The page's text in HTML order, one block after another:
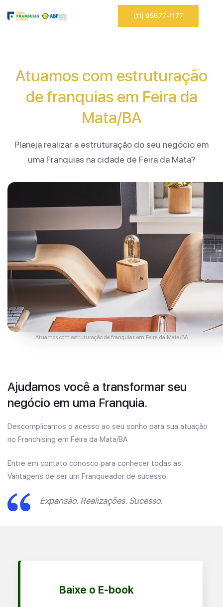
(11) 95877-1177
Atuamos com estruturação
de franquias em Feira da
Mata/BA
Planeja realizar a estruturação do seu negócio em
uma Franquias na cidade de Feira da Mata?
Atuamos com estruturação de franquias em Feira da Mata/BA
Ajudamos você a transformar seu
negócio em uma Franquia.
Descomplicamos o acesso ao seu sonho para sua atuação
no Franchising em Feira da Mata/BA
Entre em contato conosco para conhecer todas as
Vantagens de ser um Franqueador de sucesso.
Expansão. Realizações. Sucesso.
Baixe o E-book